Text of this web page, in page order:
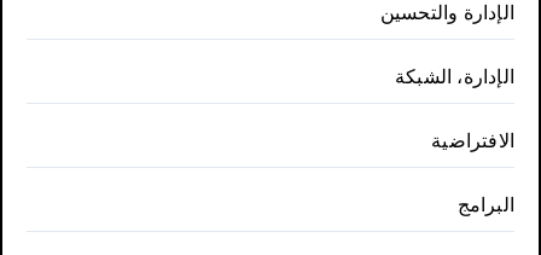
الإدارة والتحسين
الإدارة، الشبكة
الافتراضية
البرامج